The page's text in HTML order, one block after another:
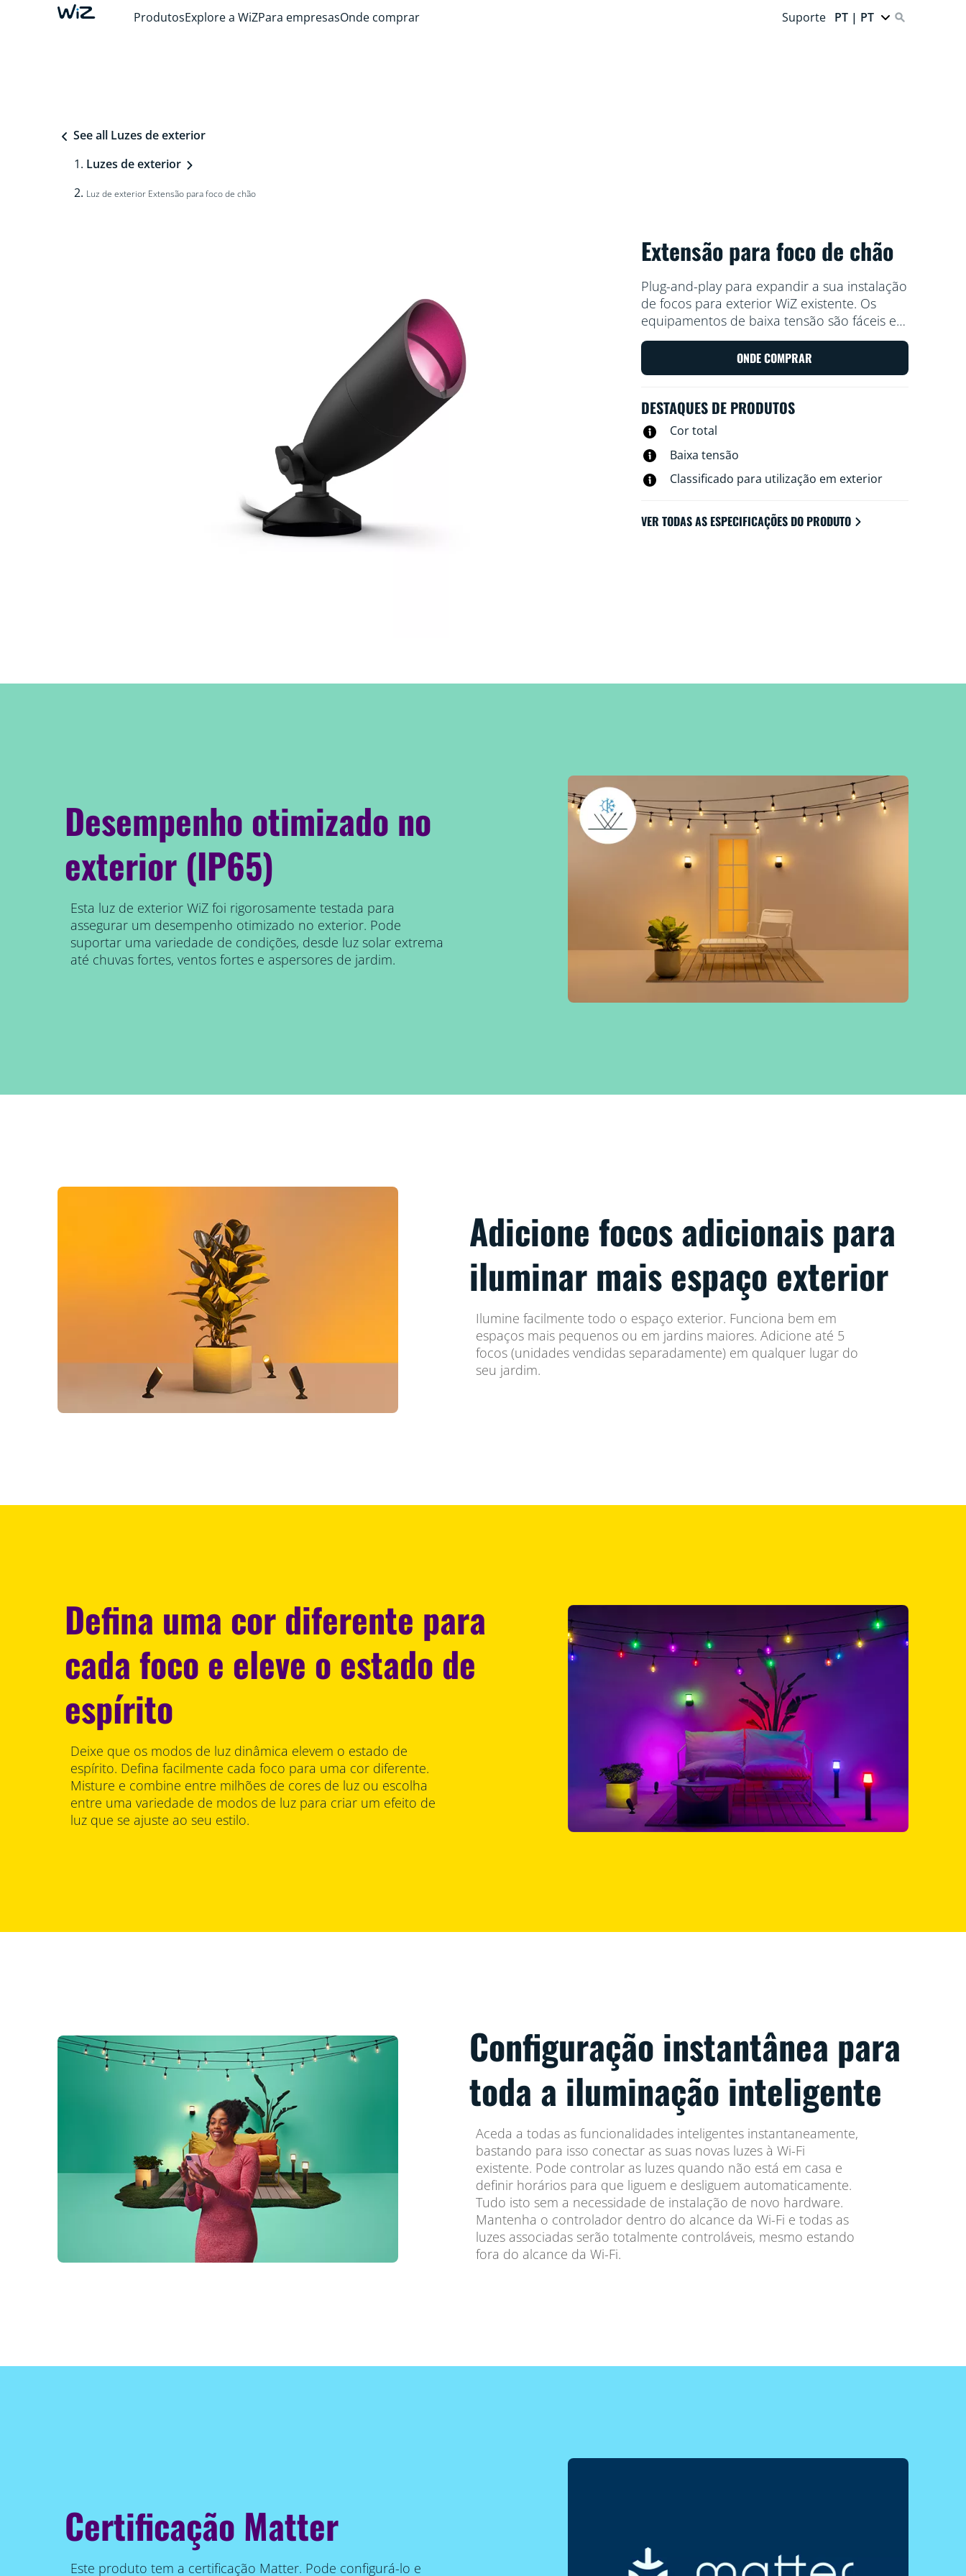
ProdutosExplore a WiZPara empresasOnde comprar Suporte PT | PT
See all Luzes de exterior
Luzes de exterior
Luz de exterior Extensão para foco de chão
Extensão para foco de chão
Plug-and-play para expandir a sua instalação
de focos para exterior WiZ existente. Os
equipamentos de baixa tensão são fáceis e
seguros de instalar. Organize e reorganize
como quiser, sem cablagem adicional. Utilize
a Wi-Fi existente para controlar as luzes
ONDE COMPRAR
DESTAQUES DE PRODUTOS
Cor total
Baixa tensão
Classificado para utilização em exterior
VER TODAS AS ESPECIFICAÇÕES DO PRODUTO
Desempenho otimizado no
exterior (IP65)
Esta luz de exterior WiZ foi rigorosamente testada para
assegurar um desempenho otimizado no exterior. Pode
suportar uma variedade de condições, desde luz solar extrema
até chuvas fortes, ventos fortes e aspersores de jardim.
Adicione focos adicionais para
iluminar mais espaço exterior
Ilumine facilmente todo o espaço exterior. Funciona bem em
espaços mais pequenos ou em jardins maiores. Adicione até 5
focos (unidades vendidas separadamente) em qualquer lugar do
seu jardim.
Defina uma cor diferente para
cada foco e eleve o estado de
espírito
Deixe que os modos de luz dinâmica elevem o estado de
espírito. Defina facilmente cada foco para uma cor diferente.
Misture e combine entre milhões de cores de luz ou escolha
entre uma variedade de modos de luz para criar um efeito de
luz que se ajuste ao seu estilo.
Configuração instantânea para
toda a iluminação inteligente
Aceda a todas as funcionalidades inteligentes instantaneamente,
bastando para isso conectar as suas novas luzes à Wi-Fi
existente. Pode controlar as luzes quando não está em casa e
definir horários para que liguem e desliguem automaticamente.
Tudo isto sem a necessidade de instalação de novo hardware.
Mantenha o controlador dentro do alcance da Wi-Fi e todas as
luzes associadas serão totalmente controláveis, mesmo estando
fora do alcance da Wi-Fi.
Certificação Matter
Este produto tem a certificação Matter. Pode configurá-lo e